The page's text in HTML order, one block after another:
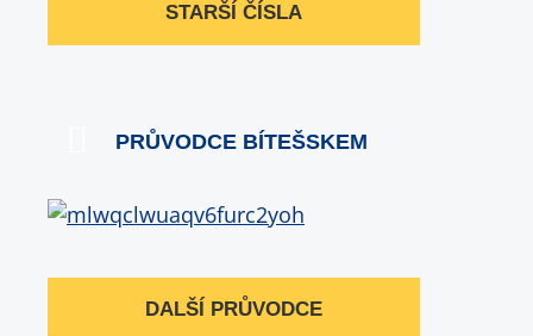
STARŠÍ ČÍSLA
PRŮVODCE BÍTEŠSKEM
DALŠÍ PRŮVODCE